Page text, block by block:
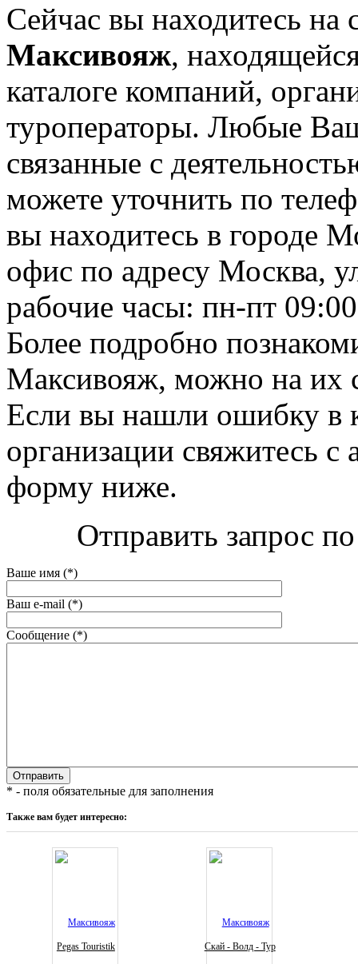
Сейчас вы находитесь на
Максивояж,
каталоге компаний,
туроператоры. Любые
связанные с
можете уточнить по
вы находитесь в городе
офис по адресу Москва,
рабочие часы: пн-пт
Более подробно
Максивояж, можно на их
Если вы нашли ошибку в
организации свяжитесь
форму ниже.
Отправить запрос
Ваше имя (*)
Ваш e-mail (*)
Сообщение (*)
* - поля обязательные для заполнения
Также вам будет интересно:
Pegas Touristik Скай - Волд - Тур